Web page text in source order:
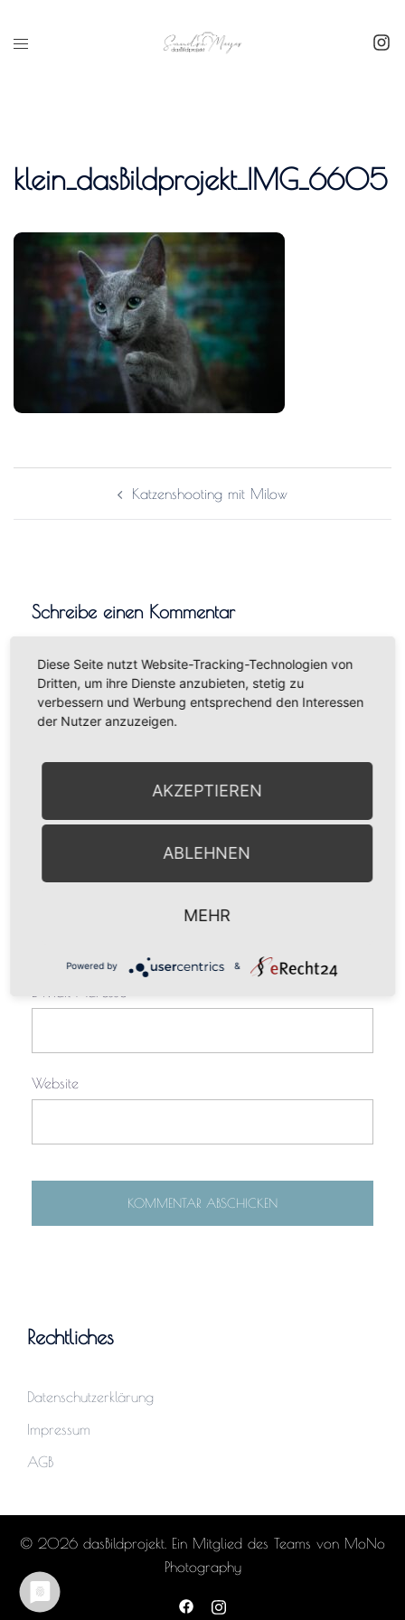
klein_dasBildprojekt_IMG_6605
Katzenshooting mit Milow
Schreibe einen Kommentar
Deine E-Mail-Adresse wird nicht veröffentlicht.
Erforderliche Felder sind mit*markiert
Website
Rechtliches
Datenschutzerklärung
Impressum
AGB
© 2026 dasBildprojekt. Ein Mitglied des Teams von MoNo
Photography
Diese Seite nutzt Website-Tracking-Technologien von
Dritten, um ihre Dienste anzubieten, stetig zu
verbessern und Werbung entsprechend den Interessen
der Nutzer anzuzeigen.
AKZEPTIEREN
ABLEHNEN
MEHR
Powered by &